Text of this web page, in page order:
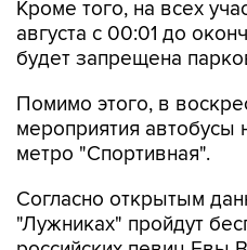
будет запрещена
Помимо этого, в
метро "Спортивная".
Согласно открытым
российских певиц Евы
Они являются частью